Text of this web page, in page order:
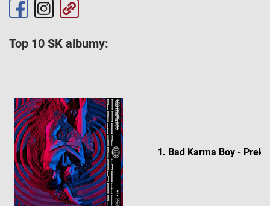
Top 10 SK albumy:
1. Bad Karma Boy -